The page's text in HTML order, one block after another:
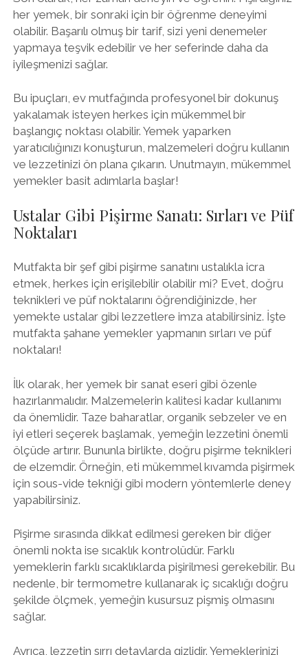
her yemek, bir sonraki için bir öğrenme deneyimi
olabilir. Başarılı olmuş bir tarif, sizi yeni denemeler
yapmaya teşvik edebilir ve her seferinde daha da
iyileşmenizi sağlar.
Bu ipuçları, ev mutfağında profesyonel bir dokunuş
yakalamak isteyen herkes için mükemmel bir
başlangıç noktası olabilir. Yemek yaparken
yaratıcılığınızı konuşturun, malzemeleri doğru kullanın
ve lezzetinizi ön plana çıkarın. Unutmayın, mükemmel
yemekler basit adımlarla başlar!
Ustalar Gibi Pişirme Sanatı: Sırları ve Püf
Noktaları
Mutfakta bir şef gibi pişirme sanatını ustalıkla icra
etmek, herkes için erişilebilir olabilir mi? Evet, doğru
teknikleri ve püf noktalarını öğrendiğinizde, her
yemekte ustalar gibi lezzetlere imza atabilirsiniz. İşte
mutfakta şahane yemekler yapmanın sırları ve püf
noktaları!
İlk olarak, her yemek bir sanat eseri gibi özenle
hazırlanmalıdır. Malzemelerin kalitesi kadar kullanımı
da önemlidir. Taze baharatlar, organik sebzeler ve en
iyi etleri seçerek başlamak, yemeğin lezzetini önemli
ölçüde artırır. Bununla birlikte, doğru pişirme teknikleri
de elzemdir. Örneğin, eti mükemmel kıvamda pişirmek
için sous-vide tekniği gibi modern yöntemlerle deney
yapabilirsiniz.
Pişirme sırasında dikkat edilmesi gereken bir diğer
önemli nokta ise sıcaklık kontrolüdür. Farklı
yemeklerin farklı sıcaklıklarda pişirilmesi gerekebilir. Bu
nedenle, bir termometre kullanarak iç sıcaklığı doğru
şekilde ölçmek, yemeğin kusursuz pişmiş olmasını
sağlar.
Ayrıca, lezzetin sırrı detaylarda gizlidir. Yemeklerinizi